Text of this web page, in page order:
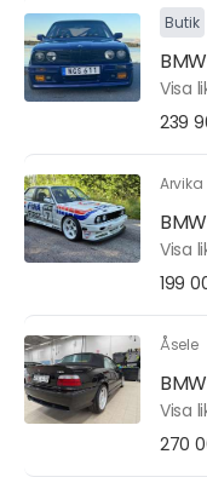
Butik
Visa
239
Arvika
Visa
199
Åsele
Visa
270